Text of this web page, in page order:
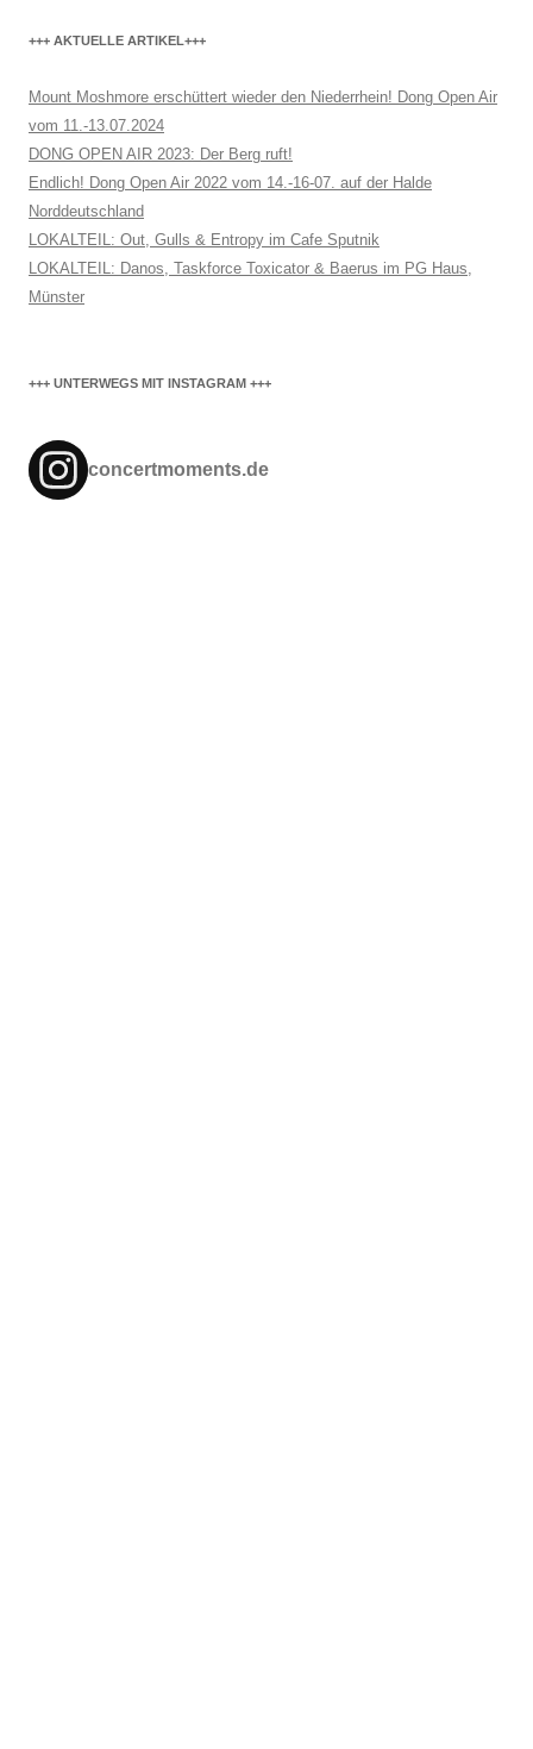
+++ AKTUELLE ARTIKEL+++
Mount Moshmore erschüttert wieder den Niederrhein! Dong Open Air
vom 11.-13.07.2024
DONG OPEN AIR 2023: Der Berg ruft!
Endlich! Dong Open Air 2022 vom 14.-16-07. auf der Halde
Norddeutschland
LOKALTEIL: Out, Gulls & Entropy im Cafe Sputnik
LOKALTEIL: Danos, Taskforce Toxicator & Baerus im PG Haus,
Münster
+++ UNTERWEGS MIT INSTAGRAM +++
concertmoments.de